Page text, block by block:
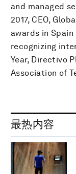
and managed
2017, CEO,
awards in
recognizing
Year, Directivo
Association of
最热内容